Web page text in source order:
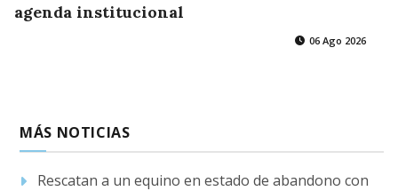
agenda institucional
06 Ago 2026
MÁS NOTICIAS
Rescatan a un equino en estado de abandono con